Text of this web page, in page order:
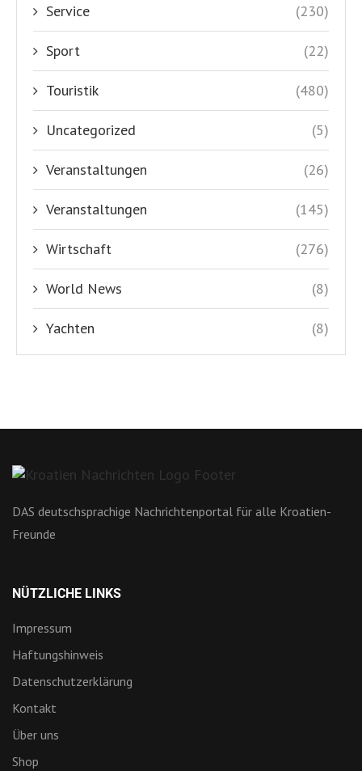
Service (230)
Sport (22)
Touristik (480)
Uncategorized (5)
Veranstaltungen (26)
Veranstaltungen (145)
Wirtschaft (276)
World News (8)
Yachten (8)
DAS deutschsprachige Nachrichtenportal für alle Kroatien-
Freunde
NÜTZLICHE LINKS
Impressum
Haftungshinweis
Datenschutzerklärung
Kontakt
Über uns
Shop